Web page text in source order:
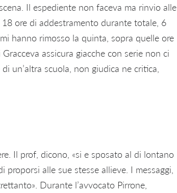
Il espediente non faceva ma rinvio alle
ore di addestramento durante totale, 6
hanno rimosso la quinta, sopra quelle ore
assicura giacche con serie non ci
un’altra scuola, non giudica ne critica,
Il prof, dicono, «si e sposato al di lontano
alle sue stesse allieve. I messaggi,
Durante l’avvocato Pirrone,